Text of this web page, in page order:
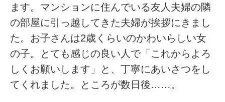
ます。マンションに住んでいる友人夫婦の隣
の部屋に引っ越してきた夫婦が挨拶にきまし
た。お子さんは2歳くらいのかわいらしい女
の子。とても感じの良い人で「これからよろ
しくお願いします」と、丁寧にあいさつをし
てくれました。ところが数日後……。